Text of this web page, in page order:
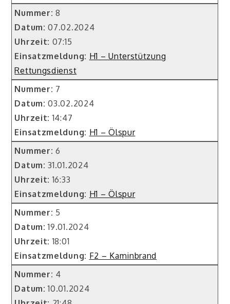
Nummer: 8
Datum: 07.02.2024
Uhrzeit: 07:15
Einsatzmeldung: H1 – Unterstützung
Rettungsdienst
Nummer: 7
Datum: 03.02.2024
Uhrzeit: 14:47
Einsatzmeldung: H1 – Ölspur
Nummer: 6
Datum: 31.01.2024
Uhrzeit: 16:33
Einsatzmeldung: H1 – Ölspur
Nummer: 5
Datum: 19.01.2024
Uhrzeit: 18:01
Einsatzmeldung: F2 – Kaminbrand
Nummer: 4
Datum: 10.01.2024